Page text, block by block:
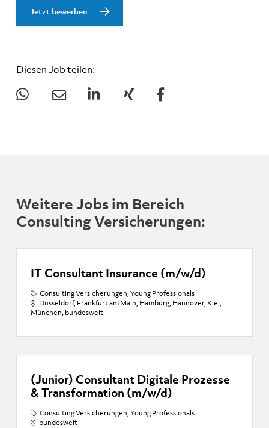
Jetzt bewerben
Diesen Job teilen:
Weitere Jobs im Bereich
Consulting Versicherungen:
IT Consultant Insurance (m/w/d)
Consulting Versicherungen, Young Professionals
Düsseldorf, Frankfurt am Main, Hamburg, Hannover, Kiel,
München, bundesweit
(Junior) Consultant Digitale Prozesse
& Transformation (m/w/d)
Consulting Versicherungen, Young Professionals
bundesweit